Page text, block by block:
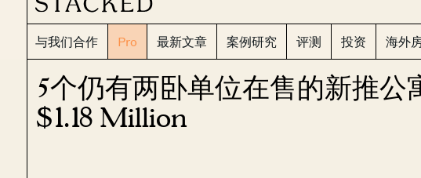
与我们合作 Pro 最新文章 案例研究 评测 投资 海外
5个仍有两卧单位在售的新推
$1.18 Million